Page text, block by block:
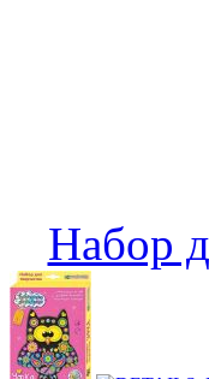
Набор